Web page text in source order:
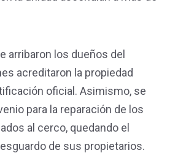
arribaron los dueños del
acreditaron la propiedad
oficial. Asimismo, se
para la reparación de los
al cerco, quedando el
de sus propietarios.